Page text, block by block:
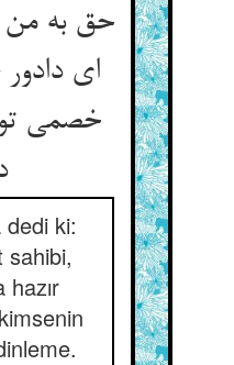
حق به
ای
خصمی
ki:
sahibi,
hazır